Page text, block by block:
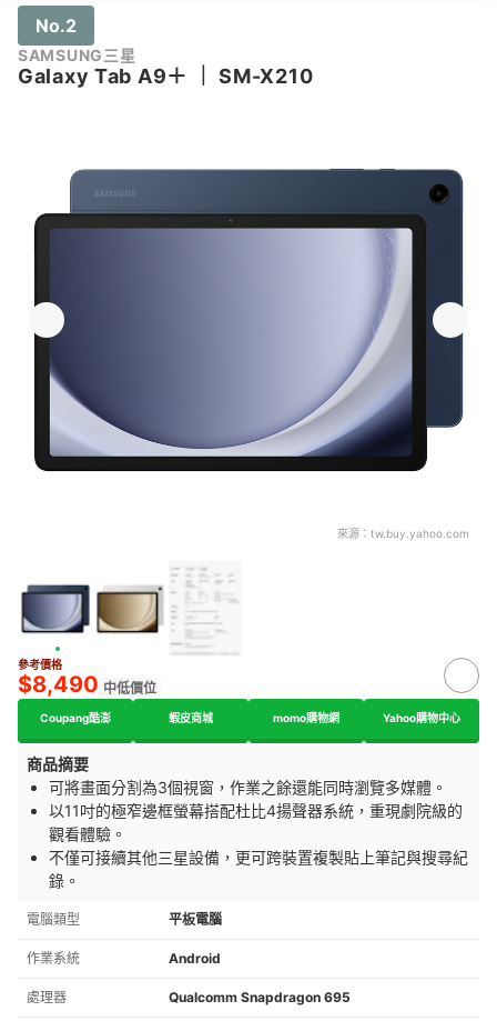
No.2
SAMSUNG三星
Galaxy Tab A9＋ ｜SM-X210
來源： tw.buy.yahoo.com
參考價格
$8,490 中低價位
Coupang酷澎 蝦皮商城 momo購物網 Yahoo購物中心
商品摘要
可將畫面分割為3個視窗，作業之餘還能同時瀏覽多媒體。
以11吋的極窄邊框螢幕搭配杜比4揚聲器系統，重現劇院級的
觀看體驗。
不僅可接續其他三星設備，更可跨裝置複製貼上筆記與搜尋紀
錄。
電腦類型 平板電腦
作業系統 Android
處理器 Qualcomm Snapdragon 695